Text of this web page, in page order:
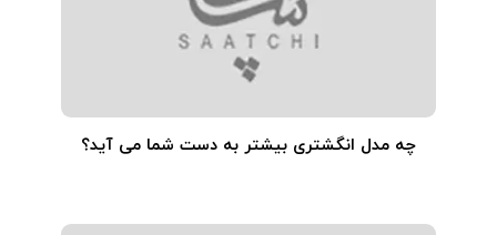
چه مدل انگشتری بیشتر به دست شما می آید؟